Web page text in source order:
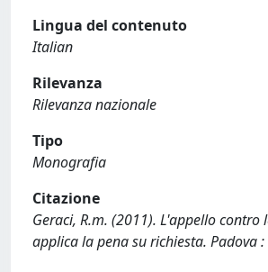
Lingua del contenuto
Italian
Rilevanza
Rilevanza nazionale
Tipo
Monografia
Citazione
Geraci, R.m. (2011). L'appello contro
applica la pena su richiesta. Padova :